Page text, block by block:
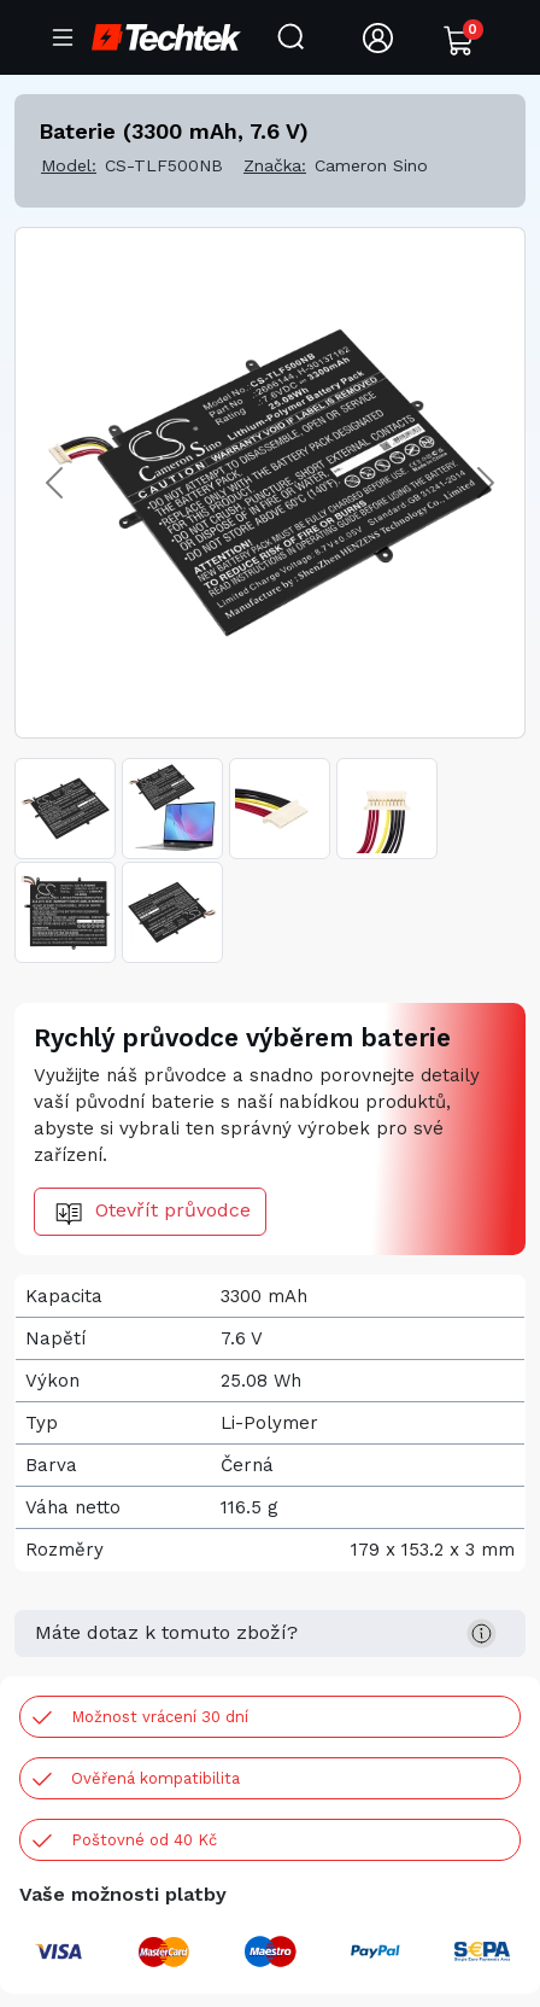
0
Baterie (3300 mAh, 7.6 V)
Model: CS-TLF500NB Značka: Cameron Sino
Rychlý průvodce výběrem baterie
Využijte náš průvodce a snadno porovnejte detaily
vaší původní baterie s naší nabídkou produktů,
abyste si vybrali ten správný výrobek pro své
zařízení.
Otevřít průvodce
Kapacita
3300 mAh
Napětí
7.6 V
Výkon
25.08 Wh
Typ
Li-Polymer
Barva
Černá
Váha netto
116.5 g
Rozměry
179 x 153.2 x 3 mm
Máte dotaz k tomuto zboží?
Možnost vrácení 30 dní
Ověřená kompatibilita
Poštovné od 40 Kč
Vaše možnosti platby